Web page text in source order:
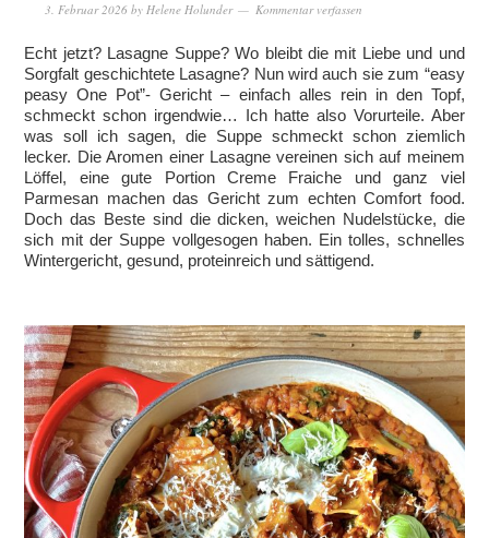
3. Februar 2026 by Helene Holunder Kommentar verfassen
Echt jetzt? Lasagne Suppe? Wo bleibt die mit Liebe und und
Sorgfalt geschichtete Lasagne? Nun wird auch sie zum “easy
peasy One Pot”- Gericht – einfach alles rein in den Topf,
schmeckt schon irgendwie… Ich hatte also Vorurteile. Aber
was soll ich sagen, die Suppe schmeckt schon ziemlich
lecker. Die Aromen einer Lasagne vereinen sich auf meinem
Löffel, eine gute Portion Creme Fraiche und ganz viel
Parmesan machen das Gericht zum echten Comfort food.
Doch das Beste sind die dicken, weichen Nudelstücke, die
sich mit der Suppe vollgesogen haben. Ein tolles, schnelles
Wintergericht, gesund, proteinreich und sättigend.